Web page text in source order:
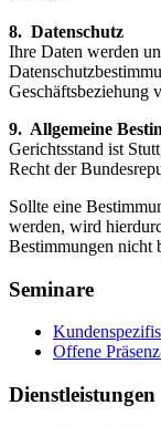
8. Datenschutz
Ihre Daten werden
Geschäftsbeziehung
9. Allgemeine
Gerichtsstand ist
Recht der
Sollte eine
werden, wird
Bestimmungen nicht
Seminare
Offene
Dienstleistungen